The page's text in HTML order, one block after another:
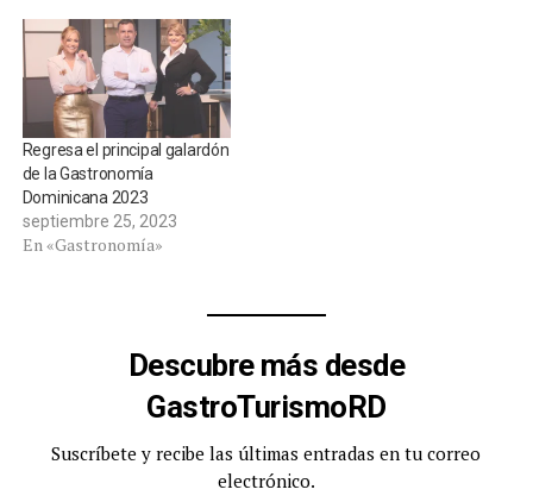
Regresa el principal galardón
de la Gastronomía
Dominicana 2023
septiembre 25, 2023
En «Gastronomía»
Descubre más desde
GastroTurismoRD
Suscríbete y recibe las últimas entradas en tu correo
electrónico.